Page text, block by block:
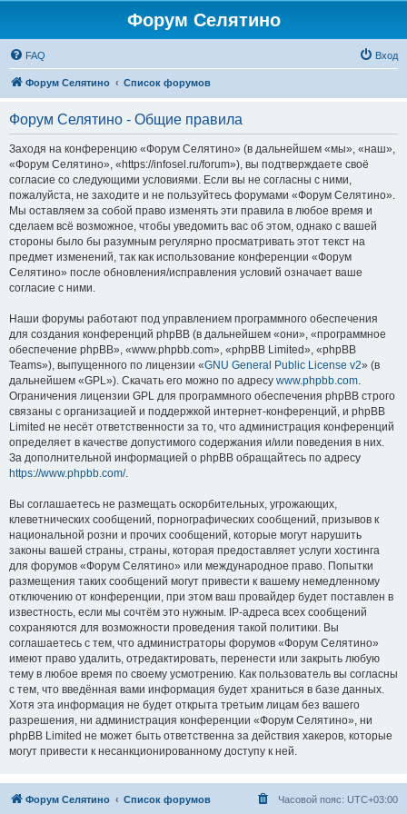
Форум Селятино
FAQ Вход
Форум Селятино Список форумов
Форум Селятино - Общие правила
Заходя на конференцию «Форум Селятино» (в дальнейшем «мы», «наш»,
«Форум Селятино», «https://infosel.ru/forum»), вы подтверждаете своё
согласие со следующими условиями. Если вы не согласны с ними,
пожалуйста, не заходите и не пользуйтесь форумами «Форум Селятино».
Мы оставляем за собой право изменять эти правила в любое время и
сделаем всё возможное, чтобы уведомить вас об этом, однако с вашей
стороны было бы разумным регулярно просматривать этот текст на
предмет изменений, так как использование конференции «Форум
Селятино» после обновления/исправления условий означает ваше
согласие с ними.
Наши форумы работают под управлением программного обеспечения
для создания конференций phpBB (в дальнейшем «они», «программное
обеспечение phpBB», «www.phpbb.com», «phpBB Limited», «phpBB
Teams»), выпущенного по лицензии «GNU General Public License v2» (в
дальнейшем «GPL»). Скачать его можно по адресу www.phpbb.com.
Ограничения лицензии GPL для программного обеспечения phpBB строго
связаны с организацией и поддержкой интернет-конференций, и phpBB
Limited не несёт ответственности за то, что администрация конференций
определяет в качестве допустимого содержания и/или поведения в них.
За дополнительной информацией о phpBB обращайтесь по адресу
https://www.phpbb.com/.
Вы соглашаетесь не размещать оскорбительных, угрожающих,
клеветнических сообщений, порнографических сообщений, призывов к
национальной розни и прочих сообщений, которые могут нарушить
законы вашей страны, страны, которая предоставляет услуги хостинга
для форумов «Форум Селятино» или международное право. Попытки
размещения таких сообщений могут привести к вашему немедленному
отключению от конференции, при этом ваш провайдер будет поставлен в
известность, если мы сочтём это нужным. IP-адреса всех сообщений
сохраняются для возможности проведения такой политики. Вы
соглашаетесь с тем, что администраторы форумов «Форум Селятино»
имеют право удалить, отредактировать, перенести или закрыть любую
тему в любое время по своему усмотрению. Как пользователь вы согласны
с тем, что введённая вами информация будет храниться в базе данных.
Хотя эта информация не будет открыта третьим лицам без вашего
разрешения, ни администрация конференции «Форум Селятино», ни
phpBB Limited не может быть ответственна за действия хакеров, которые
могут привести к несанкционированному доступу к ней.
Форум Селятино Список форумов Часовой пояс: UTC+03:00